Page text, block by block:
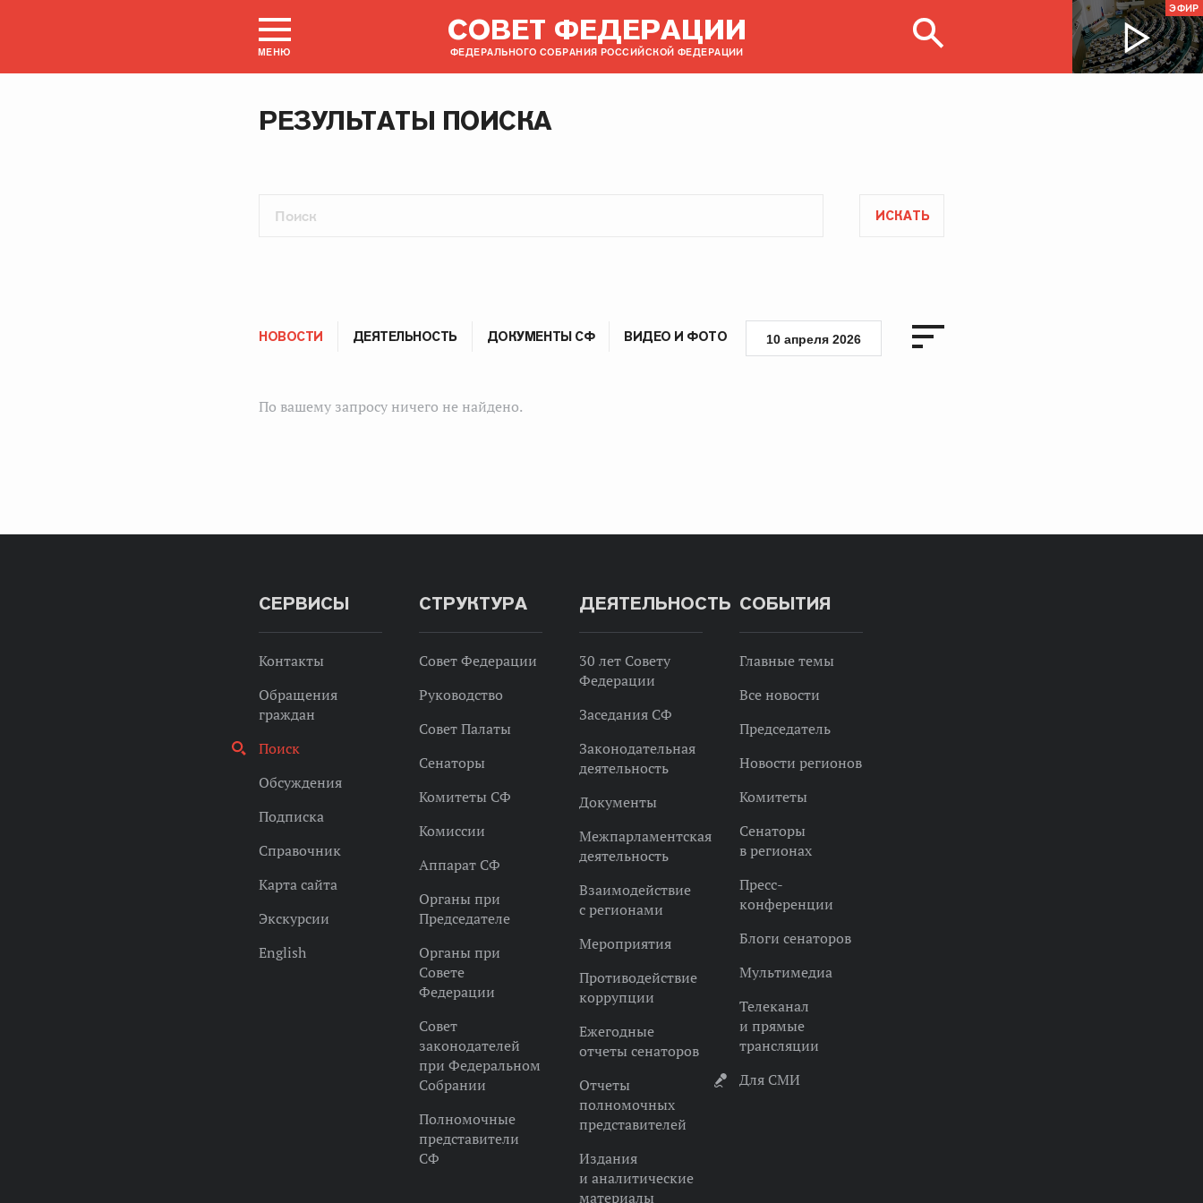
МЕНЮ
СОВЕТ ФЕДЕРАЦИИ
ФЕДЕРАЛЬНОГО СОБРАНИЯ РОССИЙСКОЙ ФЕДЕРАЦИИ
ЭФИР
РЕЗУЛЬТАТЫ ПОИСКА
ИСКАТЬ
НОВОСТИ ДЕЯТЕЛЬНОСТЬ ДОКУМЕНТЫ СФ ВИДЕО И ФОТО 10 апреля 2026
По вашему запросу ничего не найдено.
СЕРВИСЫ
Контакты
Обращения
граждан
Поиск
Обсуждения
Подписка
Справочник
Карта сайта
Экскурсии
English
СТРУКТУРА
Совет Федерации
Руководство
Совет Палаты
Сенаторы
Комитеты СФ
Комиссии
Аппарат СФ
Органы при
Председателе
Органы при
Совете
Федерации
Совет
законодателей
при Федеральном
Собрании
Полномочные
представители
СФ
ДЕЯТЕЛЬНОСТЬ
30 лет Совету
Федерации
Заседания СФ
Законодательная
деятельность
Документы
Межпарламентская
деятельность
Взаимодействие
с регионами
Мероприятия
Противодействие
коррупции
Ежегодные
отчеты сенаторов
Отчеты
полномочных
представителей
Издания
и аналитические
материалы
СОБЫТИЯ
Главные темы
Все новости
Председатель
Новости регионов
Комитеты
Сенаторы
в регионах
Пресс-
конференции
Блоги сенаторов
Мультимедиа
Телеканал
и прямые
трансляции
Для СМИ